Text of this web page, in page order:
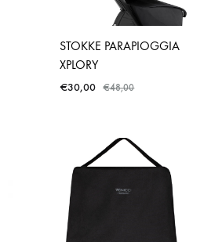
STOKKE PARAPIOGGIA
XPLORY
€30,00 €48,00